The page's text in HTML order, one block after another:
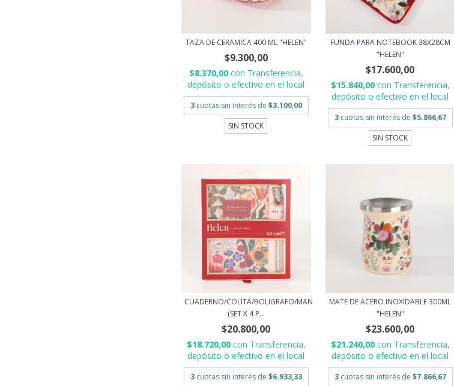
TAZA DE CERAMICA 400 ML "HELEN"
$9.300,00
$8.370,00 con Transferencia,
depósito o efectivo en el local
3 cuotas sin interés de $3.100,00
SIN STOCK
FUNDA PARA NOTEBOOK 38X28CM
"HELEN"
$17.600,00
$15.840,00 con Transferencia,
depósito o efectivo en el local
3 cuotas sin interés de $5.866,67
SIN STOCK
CUADERNO/COLITA/BOLIGRAFO/MAN
(SET X 4 P...
$20.800,00
$18.720,00 con Transferencia,
depósito o efectivo en el local
3 cuotas sin interés de $6.933,33
MATE DE ACERO INOXIDABLE 300ML
"HELEN"
$23.600,00
$21.240,00 con Transferencia,
depósito o efectivo en el local
3 cuotas sin interés de $7.866,67